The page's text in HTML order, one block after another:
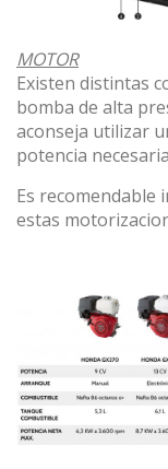
MOTOR
Existen distintas
bomba de alta
aconseja utilizar
potencia
Es recomendable
estas
Modificar
Técnicas y